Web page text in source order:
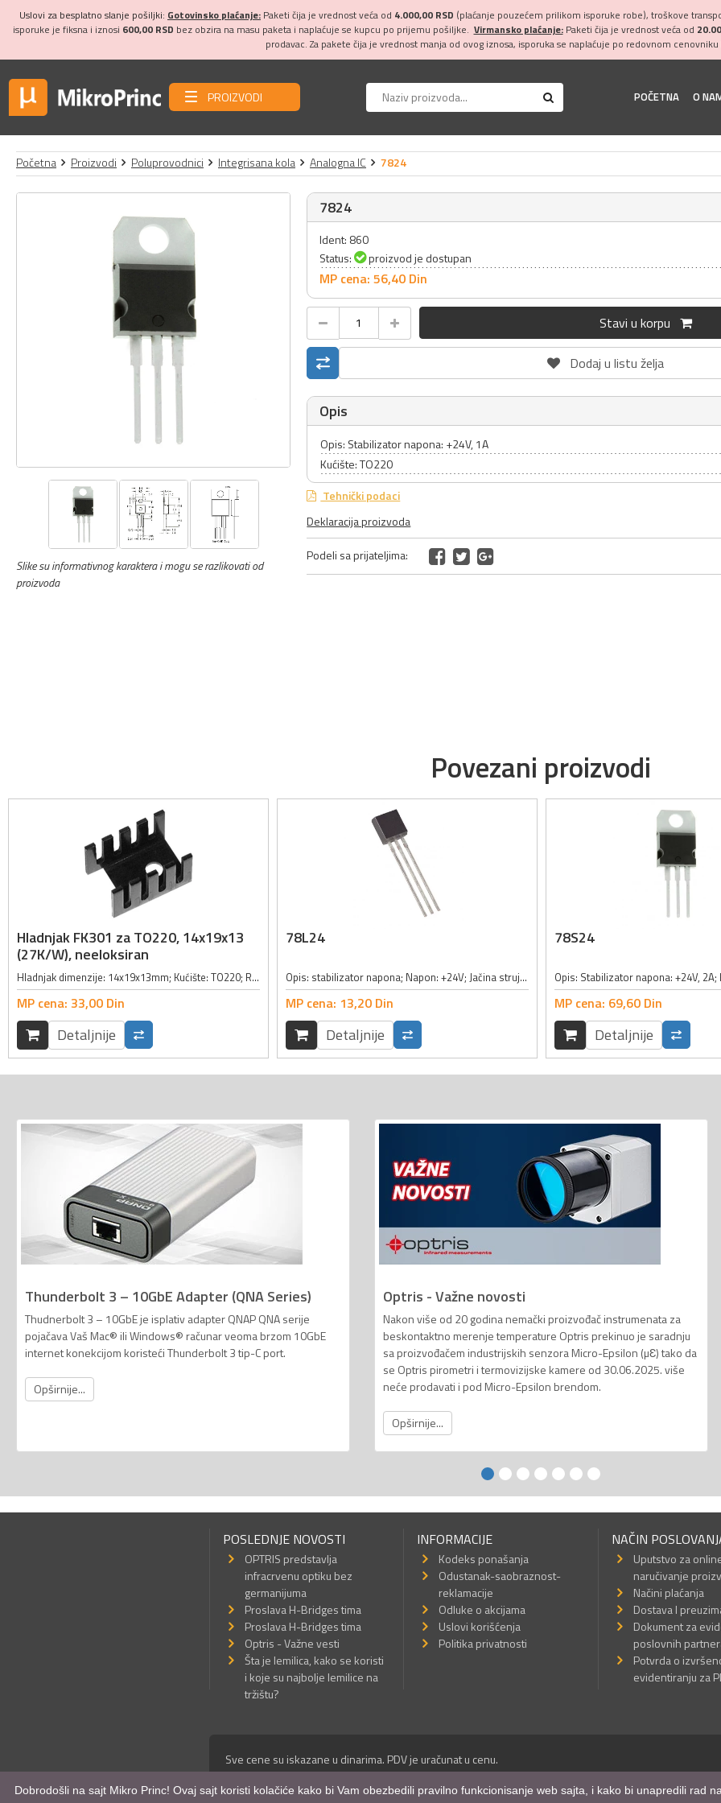
Uslovi za besplatno slanje pošiljki: Gotovinsko plaćanje: Paketi čija je vrednost veća od 4.000,00 RSD (plaćanje pouzećem prilikom isporuke robe), troškove
isporuke je fiksna i iznosi 600,00 RSD bez obzira na masu paketa i naplaćuje se kupcu po prijemu pošiljke. Virmansko plaćanje:Paketi čija je vrednost veća od
prodavac. Za pakete čija je vrednost manja od ovog iznosa, isporuka se naplaćuje po redovnom
PROIZVODI POČETNA O
Početna Proizvodi Poluprovodnici Integrisana kola Analogna IC 7824
Slike su informativnog karaktera i mogu se razlikovati od
proizvoda
7824
Ident: 860
Status:
proizvod je dostupan
MP cena: 56,40 Din
Stavi u korpu
Dodaj u listu želja
Opis
Opis: Stabilizator napona: +24V, 1A
Kućište: TO220
Tehnički podaci
Deklaracija proizvoda
Podeli sa prijateljima:
Povezani proizvodi
Hladnjak FK301 za TO220, 14x19x13
(27K/W), neeloksiran
Hladnjak dimenzije: 14x19x13mm; Kućište: TO220; RTH: 27K/W; Karakteristike: neeloksiran; Materijal izrade hladnjaka: aluminijum; Način montaže: pomoću vijka;
MP cena: 33,00 Din
Detaljnije
78L24
Opis: stabilizator napona; Napon: +24V; Jačina struje: 0.1A; Kućište: TO92;
MP cena: 13,20 Din
Detaljnije
78S24
Opis: Stabilizator napona: +24V, 2A;
MP cena: 69,60 Din
Detaljnije
Thunderbolt 3 – 10GbE Adapter (QNA Series)
Thudnerbolt 3 – 10GbE je isplativ adapter QNAP QNA serije
pojačava Vaš Mac® ili Windows® računar veoma brzom 10GbE
internet konekcijom koristeći Thunderbolt 3 tip-C port.
Opširnije...
Optris - Važne novosti
Nakon više od 20 godina nemački proizvođač instrumenata za
beskontaktno merenje temperature Optris prekinuo je saradnju
sa proizvođačem industrijskih senzora Micro-Epsilon (µƐ) tako da
se Optris pirometri i termovizijske kamere od 30.06.2025. više
neće prodavati i pod Micro-Epsilon brendom.
Opširnije...
POSLEDNJE NOVOSTI
OPTRIS predstavlja
infracrvenu optiku bez
germanijuma
Proslava H-Bridges tima
Proslava H-Bridges tima
Optris - Važne vesti
Šta je lemilica, kako se koristi
i koje su najbolje lemilice na
tržištu?
INFORMACIJE
Kodeks ponašanja
Odustanak-saobraznost-
reklamacije
Odluke o akcijama
Uslovi korišćenja
Politika privatnosti
NAČIN
Uputstvo za
naručivanje
Načini plaćanja
Dostava I
Dokument za
poslovnih
Potvrda o
evidentiranju za
Sve cene su iskazane u dinarima. PDV je uračunat u cenu.
© Mikro Princ 1999 - 2026. Sva prava su zadržana.
Kreirao*nbgcreator |Izdrada Internet prodavnice,Izrada sajtaimobilnih aplikacijai SEO optimizacija
Dobrodošli na sajt Mikro Princ! Ovaj sajt koristi kolačiće kako bi Vam obezbedili pravilno funkcionisanje web sajta, i kako bi unapredili rad